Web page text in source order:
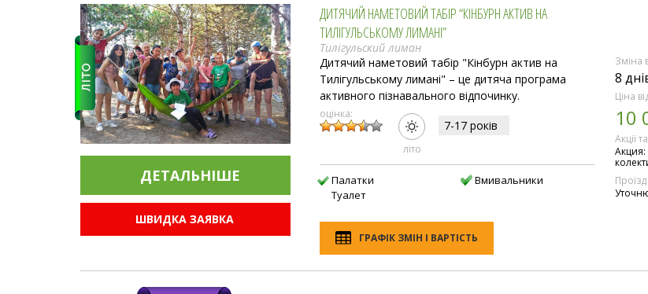
ДЕТАЛЬНIШЕ
ШВИДКА ЗАЯВКА
ДИТЯЧИЙ НАМЕТОВИЙ ТАБІР “КІНБУРН АКТИВ НА
ТИЛІГУЛЬСЬКОМУ ЛИМАНІ”
Тилігульский лиман
Дитячий наметовий табір "Кінбурн актив на
Тилігульському лимані" – це дитяча програма
активного пізнавального відпочинку.
оцінка:
лiто
7-17 рокiв
Палатки
Туалет
Вмивальники
ГРАФІК ЗМІН І ВАРТІСТЬ
Зміна
8
Ціна
10
Акції
Акция:
Проїзд